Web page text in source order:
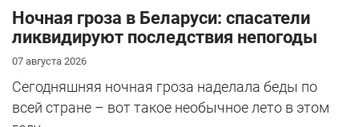
Ночная гроза в Беларуси: спасатели
ликвидируют последствия непогоды
07 августа 2026
Сегодняшняя ночная гроза наделала беды по
всей стране – вот такое необычное лето в этом